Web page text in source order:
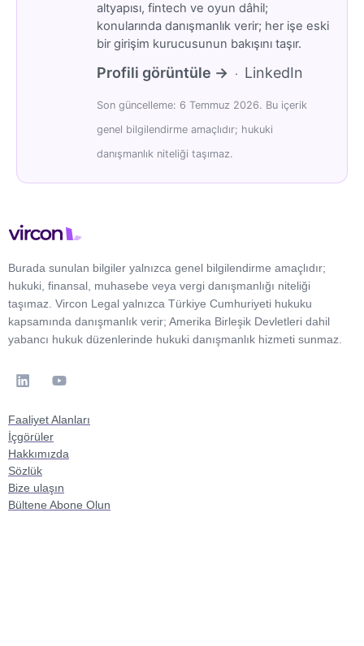
altyapısı, fintech ve oyun dâhil;
konularında danışmanlık verir; her işe eski
bir girişim kurucusunun bakışını taşır.
Profili görüntüle → · LinkedIn
Son güncelleme: 6 Temmuz 2026. Bu içerik
genel bilgilendirme amaçlıdır; hukuki
danışmanlık niteliği taşımaz.
Burada sunulan bilgiler yalnızca genel bilgilendirme amaçlıdır;
hukuki, finansal, muhasebe veya vergi danışmanlığı niteliği
taşımaz. Vircon Legal yalnızca Türkiye Cumhuriyeti hukuku
kapsamında danışmanlık verir; Amerika Birleşik Devletleri dahil
yabancı hukuk düzenlerinde hukuki danışmanlık hizmeti sunmaz.
Faaliyet Alanları
İçgörüler
Hakkımızda
Sözlük
Bize ulaşın
Bültene Abone Olun